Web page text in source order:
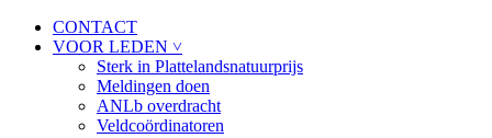
CONTACT
VOOR LEDEN ˅
Sterk in Plattelandsnatuurprijs
Meldingen doen
ANLb overdracht
Veldcoördinatoren